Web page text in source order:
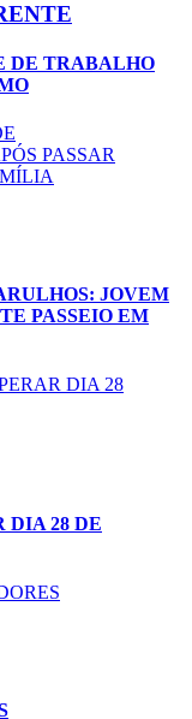
DE TRABALHO
JOVEM
PASSEIO EM
DIA 28 DE